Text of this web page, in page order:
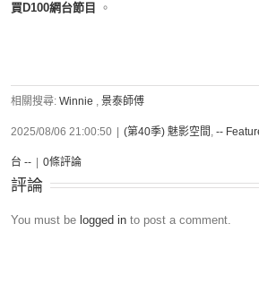
買D100網台節目
。
相關搜尋: Winnie , 景泰師傅
2025/08/06 21:00:50 (第40季) 魅影空間 , --
台 -- 0條評論
評論
You must be logged in to post a comment.